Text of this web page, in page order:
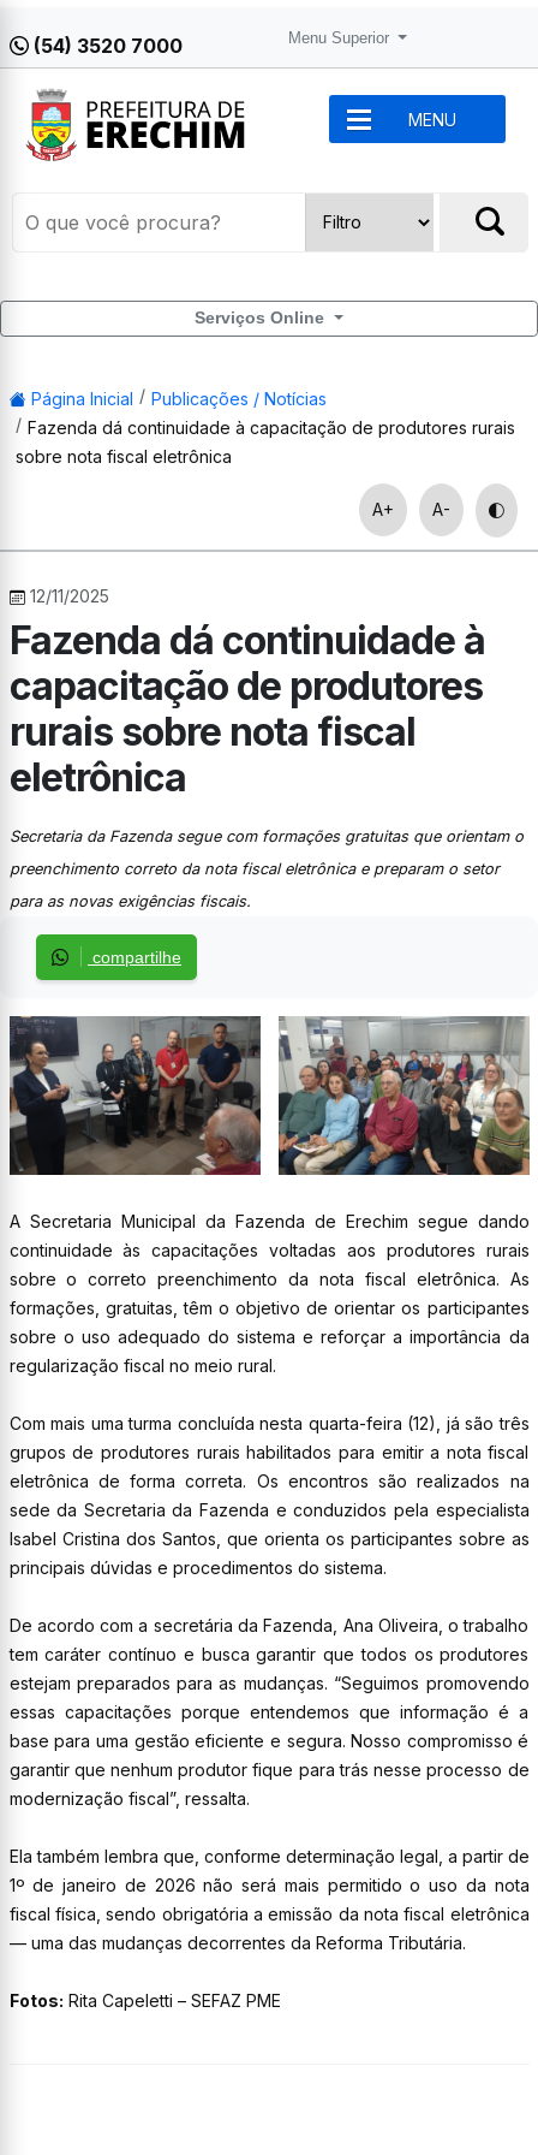
(54) 3520 7000 Menu Superior
MENU
Serviços Online
Página Inicial
Publicações / Notícias
Fazenda dá continuidade à capacitação de produtores rurais
sobre nota fiscal eletrônica
A+ A-
12/11/2025
Fazenda dá continuidade à
capacitação de produtores
rurais sobre nota fiscal
eletrônica
Secretaria da Fazenda segue com formações gratuitas que orientam o
preenchimento correto da nota fiscal eletrônica e preparam o setor
para as novas exigências fiscais.
compartilhe
A Secretaria Municipal da Fazenda de Erechim segue dando
continuidade às capacitações voltadas aos produtores rurais
sobre o correto preenchimento da nota fiscal eletrônica. As
formações, gratuitas, têm o objetivo de orientar os participantes
sobre o uso adequado do sistema e reforçar a importância da
regularização fiscal no meio rural.
Com mais uma turma concluída nesta quarta-feira (12), já são três
grupos de produtores rurais habilitados para emitir a nota fiscal
eletrônica de forma correta. Os encontros são realizados na
sede da Secretaria da Fazenda e conduzidos pela especialista
Isabel Cristina dos Santos, que orienta os participantes sobre as
principais dúvidas e procedimentos do sistema.
De acordo com a secretária da Fazenda, Ana Oliveira, o trabalho
tem caráter contínuo e busca garantir que todos os produtores
estejam preparados para as mudanças. “Seguimos promovendo
essas capacitações porque entendemos que informação é a
base para uma gestão eficiente e segura. Nosso compromisso é
garantir que nenhum produtor fique para trás nesse processo de
modernização fiscal”, ressalta.
Ela também lembra que, conforme determinação legal, a partir de
1º de janeiro de 2026 não será mais permitido o uso da nota
fiscal física, sendo obrigatória a emissão da nota fiscal eletrônica
— uma das mudanças decorrentes da Reforma Tributária.
Fotos: Rita Capeletti – SEFAZ PME